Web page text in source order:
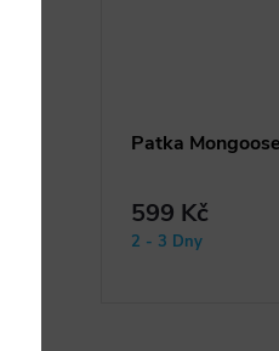
Patka
599 Kč
2 - 3 Dny